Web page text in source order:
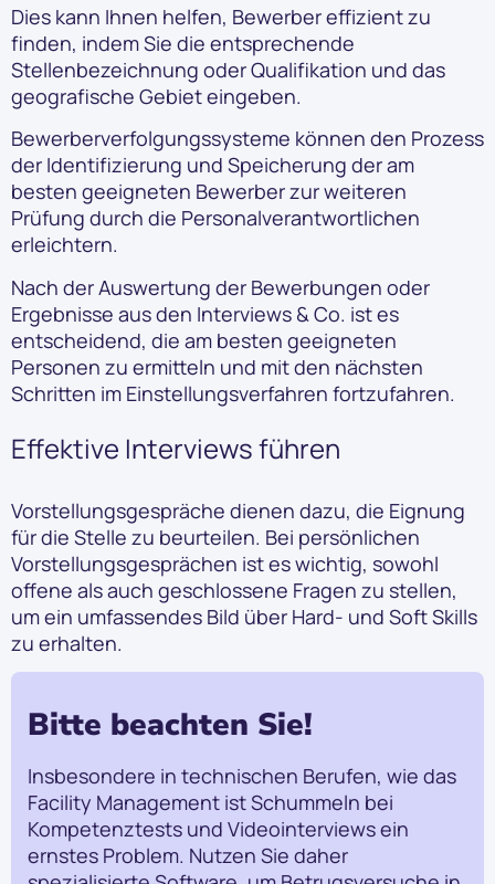
Dies kann Ihnen helfen, Bewerber effizient zu
finden, indem Sie die entsprechende
Stellenbezeichnung oder Qualifikation und das
geografische Gebiet eingeben.
Bewerberverfolgungssysteme können den Prozess
der Identifizierung und Speicherung der am
besten geeigneten Bewerber zur weiteren
Prüfung durch die Personalverantwortlichen
erleichtern.
Nach der Auswertung der Bewerbungen oder
Ergebnisse aus den Interviews & Co. ist es
entscheidend, die am besten geeigneten
Personen zu ermitteln und mit den nächsten
Schritten im Einstellungsverfahren fortzufahren.
Effektive Interviews führen
Vorstellungsgespräche dienen dazu, die Eignung
für die Stelle zu beurteilen. Bei persönlichen
Vorstellungsgesprächen ist es wichtig, sowohl
offene als auch geschlossene Fragen zu stellen,
um ein umfassendes Bild über Hard- und Soft Skills
zu erhalten.
Bitte beachten Sie!
Insbesondere in technischen Berufen, wie das
Facility Management ist Schummeln bei
Kompetenztests und Videointerviews ein
ernstes Problem. Nutzen Sie daher